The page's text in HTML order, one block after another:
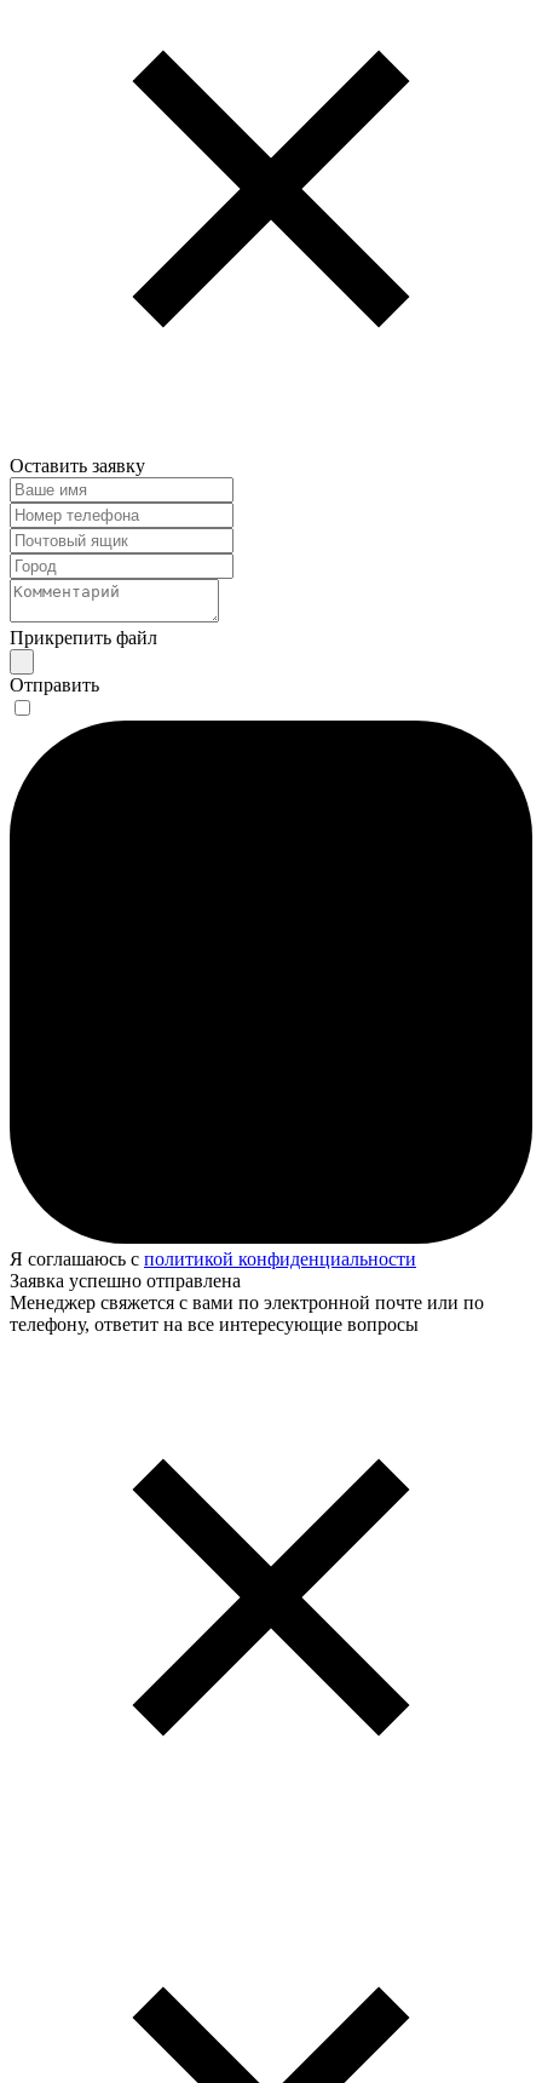
Оставить заявку
Прикрепить файл
Отправить
Я соглашаюсь с политикой конфиденциальности
Заявка успешно отправлена
Менеджер свяжется с вами по электронной почте или по
телефону, ответит на все интересующие вопросы